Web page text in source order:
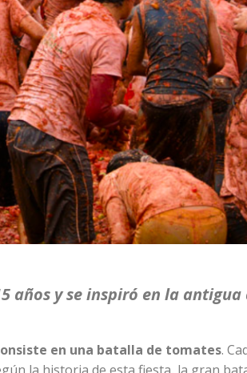
años y se inspiró en la
en una batalla de tomates.